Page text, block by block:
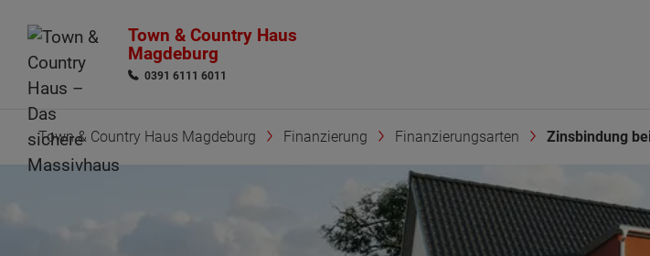
Town & Country Haus
Magdeburg
0391 6111 6011
Town & Country Haus Magdeburg Finanzierung Finanzierungsarten Zinsbindung